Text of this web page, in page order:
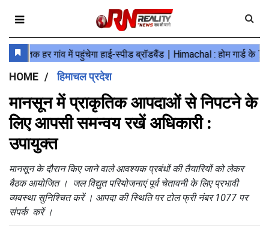
HOME हिमाचल प्रदेश
मानसून में प्राकृतिक आपदाओं से निपटने के
लिए आपसी समन्वय रखें अधिकारी :
उपायुक्त
मानसून के दौरान किए जाने वाले आवश्यक प्रबंधों की तैयारियों को लेकर
बैठक आयोजित । जल विद्युत परियोजनाएं पूर्व चेतावनी के लिए प्रभावी
व्यवस्था सुनिश्चित करें । आपदा की स्थिति पर टोल फ्री नंबर 1077 पर
संपर्क करें ।